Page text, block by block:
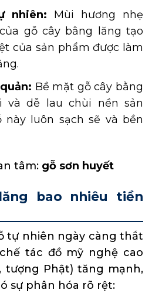
nhiên: Mùi hương nhẹ
gỗ cây bằng lăng tạo
của sản phẩm được làm
Bề mặt gỗ cây bằng
và dễ lau chùi nền sản
luôn sạch sẽ và bền
tâm: gỗ sơn huyết
bao nhiêu tiền
tự nhiên ngày càng thắt
tác đồ mỹ nghệ cao
tượng Phật) tăng mạnh,
sự phân hóa rõ rệt: